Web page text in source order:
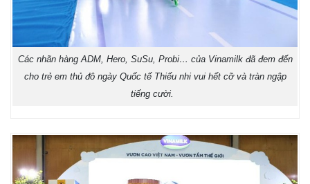
Các nhãn hàng ADM, Hero, SuSu, Probi… của Vinamilk đã đem đến
cho trẻ em thủ đô ngày Quốc tế Thiếu nhi vui hết cỡ và tràn ngập
tiếng cười.